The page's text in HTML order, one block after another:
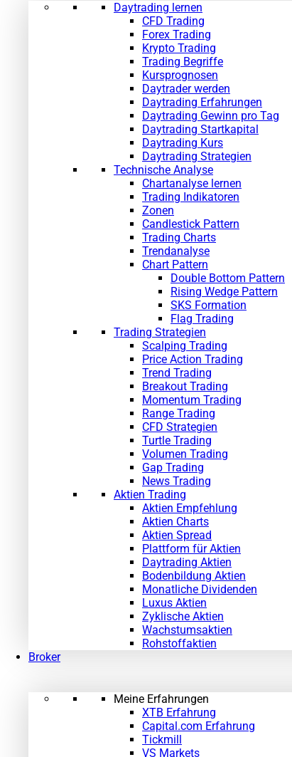
Daytrading lernen
CFD Trading
Forex Trading
Krypto Trading
Trading Begriffe
Kursprognosen
Daytrader werden
Daytrading Erfahrungen
Daytrading Gewinn pro Tag
Daytrading Startkapital
Daytrading Kurs
Daytrading Strategien
Technische Analyse
Chartanalyse lernen
Trading Indikatoren
Zonen
Candlestick Pattern
Trading Charts
Trendanalyse
Chart Pattern
Double Bottom Pattern
Rising Wedge Pattern
SKS Formation
Flag Trading
Trading Strategien
Scalping Trading
Price Action Trading
Trend Trading
Breakout Trading
Momentum Trading
Range Trading
CFD Strategien
Turtle Trading
Volumen Trading
Gap Trading
News Trading
Aktien Trading
Aktien Empfehlung
Aktien Charts
Aktien Spread
Plattform für Aktien
Daytrading Aktien
Bodenbildung Aktien
Monatliche Dividenden
Luxus Aktien
Zyklische Aktien
Wachstumsaktien
Rohstoffaktien
Broker
Meine Erfahrungen
XTB Erfahrung
Capital.com Erfahrung
Tickmill
VS Markets